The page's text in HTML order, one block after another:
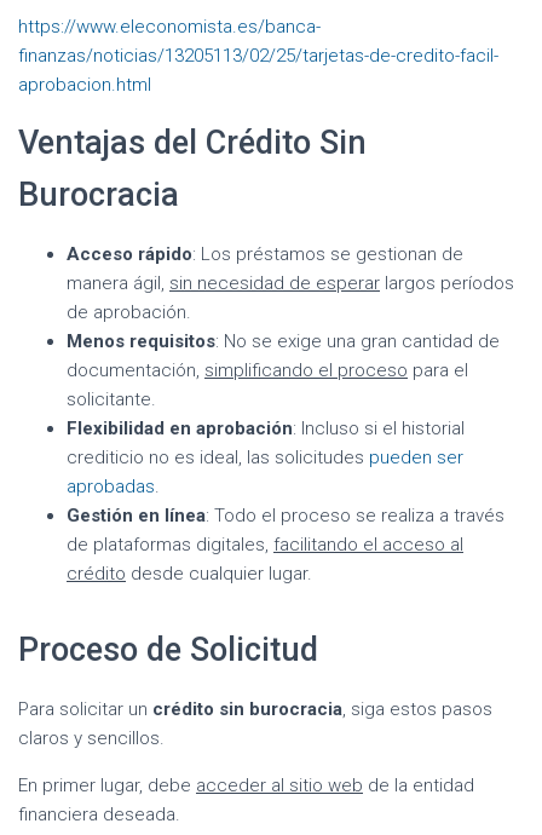
https://www.eleconomista.es/banca-
finanzas/noticias/13205113/02/25/tarjetas-de-credito-facil-
aprobacion.html
Ventajas del Crédito Sin
Burocracia
Acceso rápido: Los préstamos se gestionan de
manera ágil, sin necesidad de esperar largos períodos
de aprobación.
Menos requisitos: No se exige una gran cantidad de
documentación, simplificando el proceso para el
solicitante.
Flexibilidad en aprobación: Incluso si el historial
crediticio no es ideal, las solicitudes pueden ser
aprobadas.
Gestión en línea: Todo el proceso se realiza a través
de plataformas digitales, facilitando el acceso al
crédito desde cualquier lugar.
Proceso de Solicitud
Para solicitar un crédito sin burocracia, siga estos pasos
claros y sencillos.
En primer lugar, debe acceder al sitio web de la entidad
financiera deseada.